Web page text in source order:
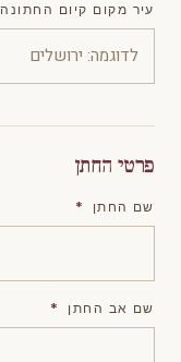
עיר מקום קיום החתונה
פרטי החתן
שם החתן *
שם אב החתן *